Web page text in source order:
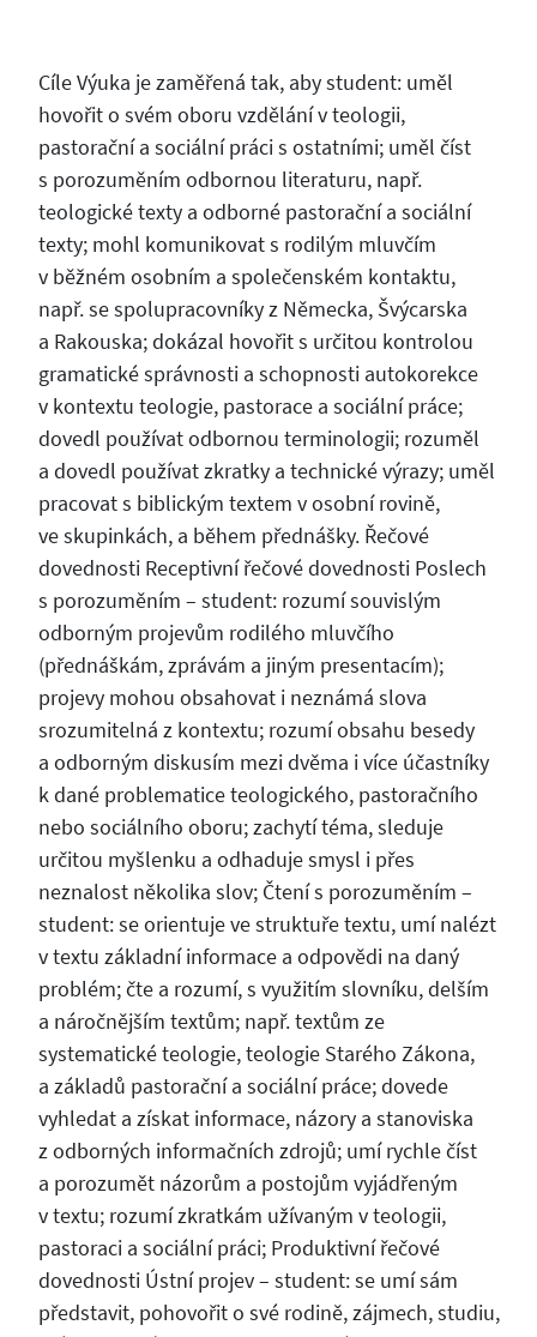
Cíle Výuka je zaměřená tak, aby student: uměl
hovořit o svém oboru vzdělání v teologii,
pastorační a sociální práci s ostatními; uměl číst
s porozuměním odbornou literaturu, např.
teologické texty a odborné pastorační a sociální
texty; mohl komunikovat s rodilým mluvčím
v běžném osobním a společenském kontaktu,
např. se spolupracovníky z Německa, Švýcarska
a Rakouska; dokázal hovořit s určitou kontrolou
gramatické správnosti a schopnosti autokorekce
v kontextu teologie, pastorace a sociální práce;
dovedl používat odbornou terminologii; rozuměl
a dovedl používat zkratky a technické výrazy; uměl
pracovat s biblickým textem v osobní rovině,
ve skupinkách, a během přednášky. Řečové
dovednosti Receptivní řečové dovednosti Poslech
s porozuměním – student: rozumí souvislým
odborným projevům rodilého mluvčího
(přednáškám, zprávám a jiným presentacím);
projevy mohou obsahovat i neznámá slova
srozumitelná z kontextu; rozumí obsahu besedy
a odborným diskusím mezi dvěma i více účastníky
k dané problematice teologického, pastoračního
nebo sociálního oboru; zachytí téma, sleduje
určitou myšlenku a odhaduje smysl i přes
neznalost několika slov; Čtení s porozuměním –
student: se orientuje ve struktuře textu, umí nalézt
v textu základní informace a odpovědi na daný
problém; čte a rozumí, s využitím slovníku, delším
a náročnějším textům; např. textům ze
systematické teologie, teologie Starého Zákona,
a základů pastorační a sociální práce; dovede
vyhledat a získat informace, názory a stanoviska
z odborných informačních zdrojů; umí rychle číst
a porozumět názorům a postojům vyjádřeným
v textu; rozumí zkratkám užívaným v teologii,
pastoraci a sociální práci; Produktivní řečové
dovednosti Ústní projev – student: se umí sám
představit, pohovořit o své rodině, zájmech, studiu,